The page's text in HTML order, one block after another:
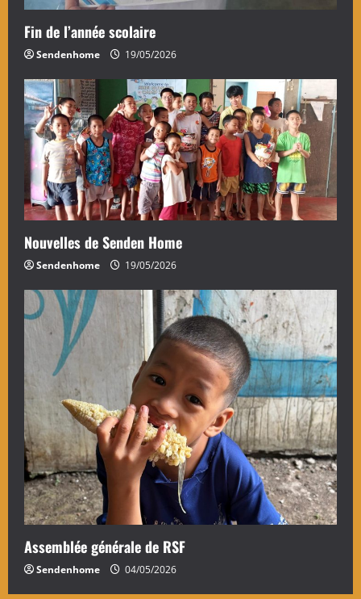
Fin de l’année scolaire
Sendenhome 19/05/2026
Nouvelles de Senden Home
Sendenhome 19/05/2026
Assemblée générale de RSF
Sendenhome 04/05/2026